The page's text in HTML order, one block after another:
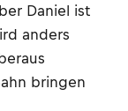
Daniel ist
anders
bringen